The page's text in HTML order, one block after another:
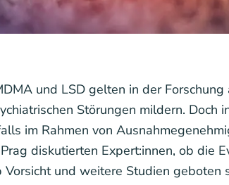
und LSD gelten in der
Störungen mildern.
im Rahmen von
diskutierten Expert:innen, ob die
Vorsicht und weitere Studien geboten